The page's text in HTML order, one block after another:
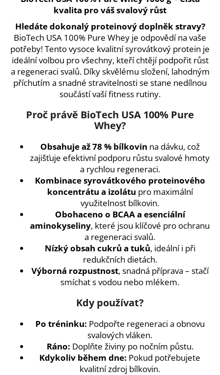
kvalita pro váš svalový růst
Hledáte dokonalý proteinový doplněk stravy?
BioTech USA 100% Pure Whey je odpovědí na vaše
potřeby! Tento vysoce kvalitní syrovátkový protein je
ideální volbou pro všechny, kteří chtějí podpořit růst
a regeneraci svalů. Díky skvělému složení, lahodným
příchutím a snadné stravitelnosti se stane nedílnou
součástí vaší fitness rutiny.
Proč právě BioTech USA 100% Pure
Whey?
Obsahuje až 78 % bílkovin na dávku, což
zajišťuje efektivní podporu růstu svalové hmoty
a rychlou regeneraci.
Kombinace syrovátkového proteinového
koncentrátu a izolátu pro maximální
využitelnost bílkovin.
Obohaceno o BCAA a esenciální
aminokyseliny, které jsou klíčové pro ochranu
a regeneraci svalů.
Nízký obsah cukrů a tuků, ideální i při
redukčních dietách.
Výborná rozpustnost, snadná příprava – stačí
smíchat s vodou nebo mlékem.
Kdy používat?
Po tréninku: Podpořte regeneraci a obnovu
svalových vláken.
Ráno: Doplňte živiny po nočním půstu.
Kdykoliv během dne: Pokud potřebujete
kvalitní zdroj bílkovin.
t
?
HLEDAT
HOŘČÍK
MAGNESIUM
KAPSLÍ